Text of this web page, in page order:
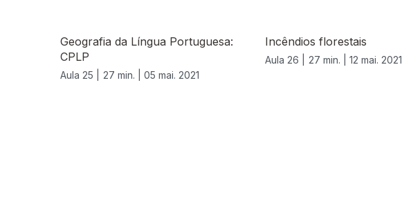
Geografia da Língua Portuguesa:
CPLP
Aula 25 | 27 min. | 05 mai. 2021
Incêndios florestais
Aula 26 | 27 min. | 12 mai. 2021